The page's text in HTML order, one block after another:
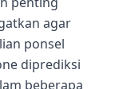
agar
ponsel
diprediksi
beberapa